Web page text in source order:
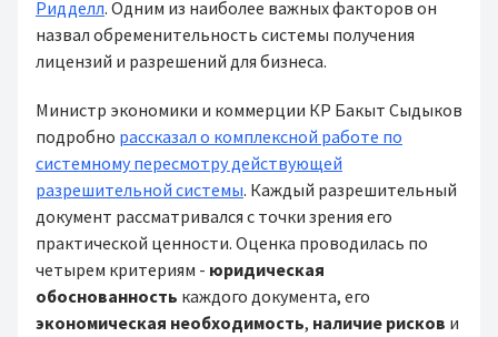
Ридделл. Одним из наиболее важных факторов он
назвал обременительность системы получения
лицензий и разрешений для бизнеса.
Министр экономики и коммерции КР Бакыт Сыдыков
подробно рассказал о комплексной работе по
системному пересмотру действующей
разрешительной системы. Каждый разрешительный
документ рассматривался с точки зрения его
практической ценности. Оценка проводилась по
четырем критериям - юридическая
обоснованность каждого документа, его
экономическая необходимость, наличие рисков и